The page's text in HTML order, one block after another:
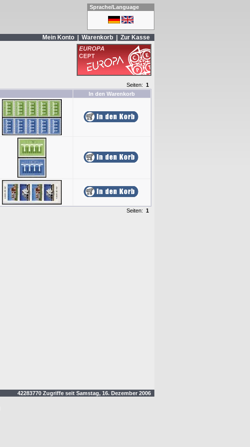
Sprache/Language
Mein Konto Warenkorb Zur Kasse
Seiten: 1
In den Warenkorb
Seiten: 1
42283770 Zugriffe seit Samstag, 16. Dezember 2006